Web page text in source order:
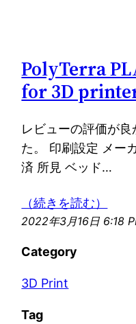
PolyTerra
for 3D
レビューの評価が
た。 印刷設定 メー
済 所見 ベッド…
（続きを読む）
2022年3月16日 6:18
Category
3D Print
Tag